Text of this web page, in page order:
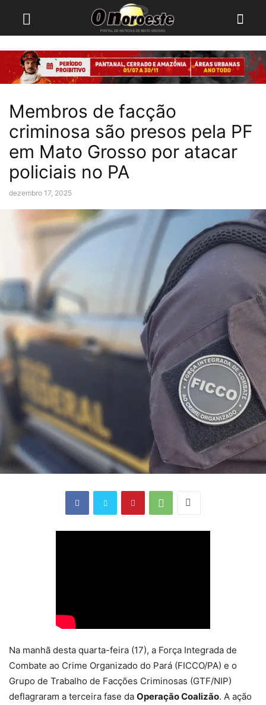
Membros de facção
criminosa são presos pela PF
em Mato Grosso por atacar
policiais no PA
dezembro 17, 2025
Na manhã desta quarta-feira (17), a Força Integrada de
Combate ao Crime Organizado do Pará (FICCO/PA) e o
Grupo de Trabalho de Facções Criminosas (GTF/NIP)
deflagraram a terceira fase da Operação Coalizão. A ação